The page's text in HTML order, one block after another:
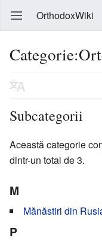
OrthodoxWiki
Subcategorii
Această categorie
dintr-un total de 3.
M
Mănăstiri din
P